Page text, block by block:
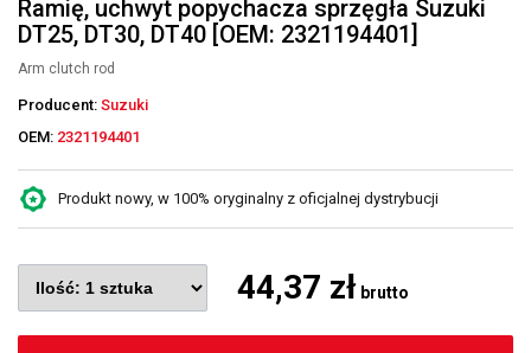
Ramię, uchwyt popychacza sprzęgła Suzuki
DT25, DT30, DT40 [OEM: 2321194401]
Arm clutch rod
Producent: Suzuki
OEM: 2321194401
Produkt nowy, w 100% oryginalny z oficjalnej dystrybucji
44,37 zł brutto